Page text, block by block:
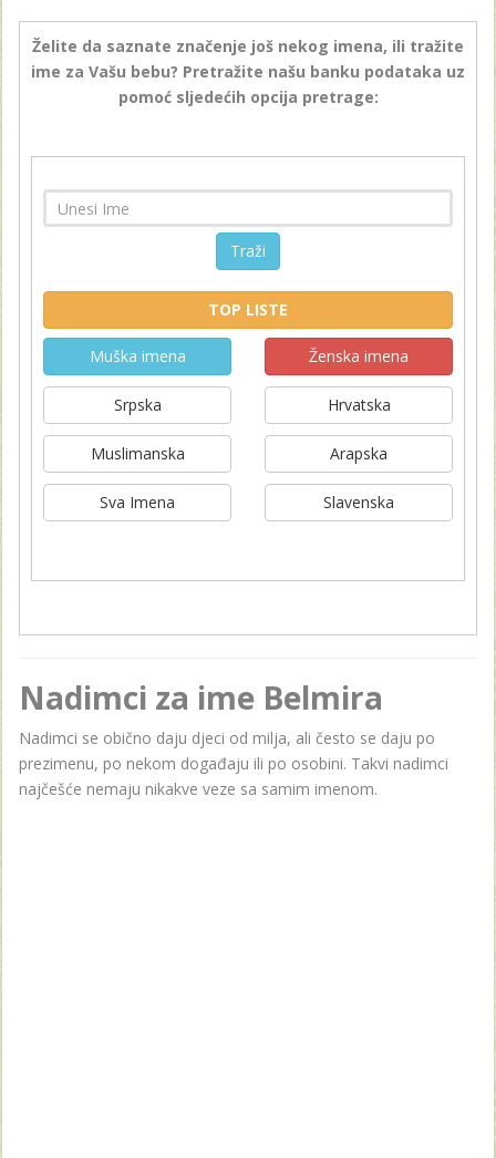
Želite da saznate značenje još nekog imena, ili tražite
ime za Vašu bebu? Pretražite našu banku podataka uz
pomoć sljedećih opcija pretrage:
Traži
TOP LISTE
Muška imena Ženska imena
Srpska Hrvatska
Muslimanska Arapska
Sva Imena Slavenska
Nadimci za ime Belmira
Nadimci se obično daju djeci od milja, ali često se daju po
prezimenu, po nekom događaju ili po osobini. Takvi nadimci
najčešće nemaju nikakve veze sa samim imenom.